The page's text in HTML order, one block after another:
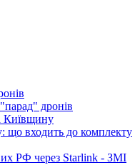
дронів
Київщину
що входить до комплекту
РФ через Starlink - ЗМІ